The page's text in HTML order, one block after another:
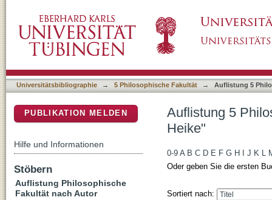
Universitätsbibliographie → 5 Philosophische Fakultät → Auflistung 5
Auflistung 5
Heike"
0-9 A B C D E F G H J K L
Oder geben Sie die ersten
Sortiert nach:
PUBLIKATION MELDEN
Hilfe und Informationen
Stöbern
Auflistung Philosophische
Fakultät nach Autor